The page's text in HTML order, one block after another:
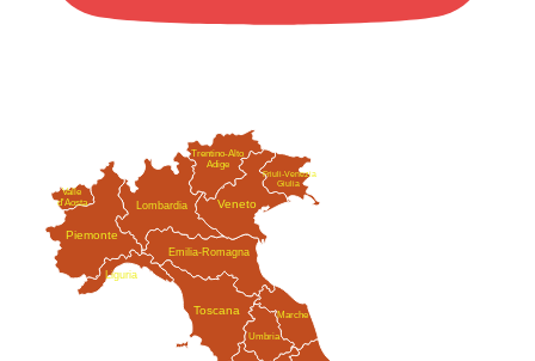
Valle
d'Aosta
Emilia-Romagna
Friuli-Venezia
Giulia
Liguria
Lombardia
Marche
Piemonte
Trentino-Alto
Adige
Toscana
Umbria
Veneto